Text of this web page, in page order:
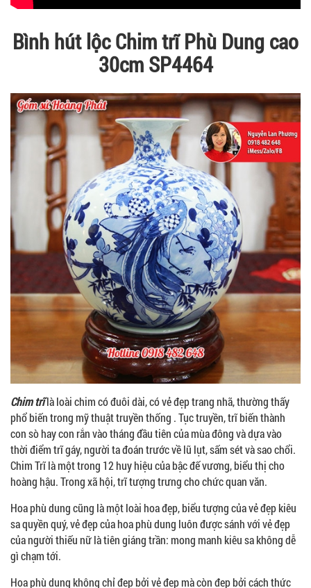
Bình hút lộc Chim trĩ Phù Dung cao
30cm SP4464
Chim trĩlà loài chim có đuôi dài, có vẻ đẹp trang nhã, thường thấy
phổ biến trong mỹ thuật truyền thống . Tục truyền, trĩ biến thành
con sò hay con rắn vào tháng đầu tiên của mùa đông và dựa vào
thời điểm trĩ gáy, người ta đoán trước về lũ lụt, sấm sét và sao chổi.
Chim Trĩ là một trong 12 huy hiệu của bậc đế vương, biểu thị cho
hoàng hậu. Trong xã hội, trĩ tượng trưng cho chức quan văn.
Hoa phù dung cũng là một loài hoa đẹp, biểu tượng của vẻ đẹp kiêu
sa quyền quý, vẻ đẹp của hoa phù dung luôn được sánh với vẻ đẹp
của người thiếu nữ là tiên giáng trần: mong manh kiêu sa không dễ
gì chạm tới.
Hoa phù dung không chỉ đẹp bởi vẻ đẹp mà còn đẹp bởi cách thức